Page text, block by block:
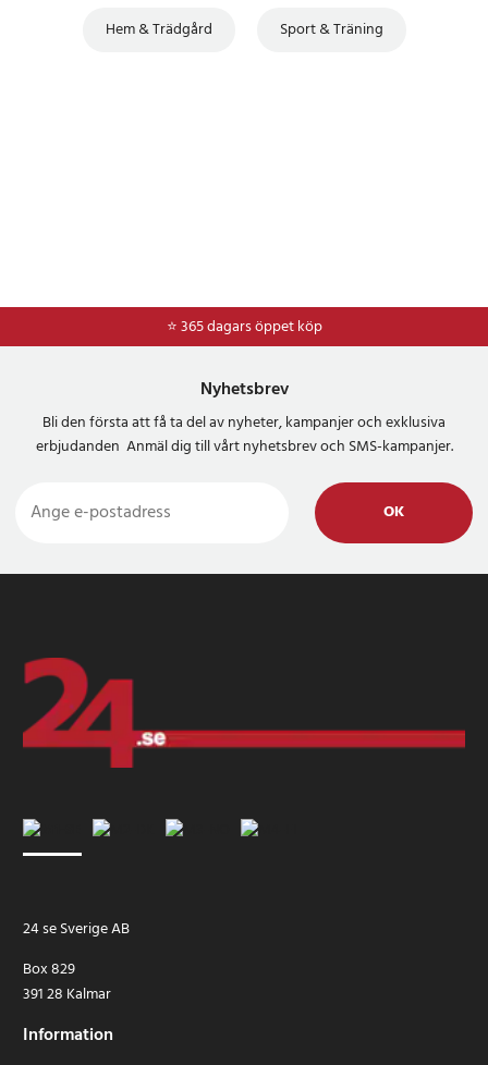
Hem & Trädgård Sport & Träning
⭐ 365 dagars öppet köp
⭐Frakt 49kr *
Nyhetsbrev
Bli den första att få ta del av nyheter, kampanjer och exklusiva
erbjudanden Anmäl dig till vårt nyhetsbrev och SMS-kampanjer.
OK
24 se Sverige AB
Box 829
391 28 Kalmar
Information